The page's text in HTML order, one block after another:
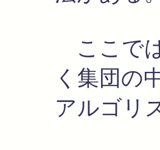
ここで
く集団の
アルゴリ